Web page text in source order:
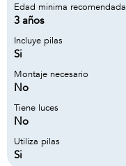
Edad minima recomendada
3 años
Incluye pilas
Si
Montaje necesario
No
Tiene luces
No
Utiliza pilas
Si